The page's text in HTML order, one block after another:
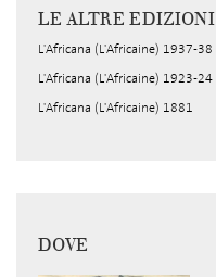
LE ALTRE EDIZIONI
L'Africana (L'Africaine) 1937-38
L'Africana (L'Africaine) 1923-24
L'Africana (L'Africaine) 1881
DOVE